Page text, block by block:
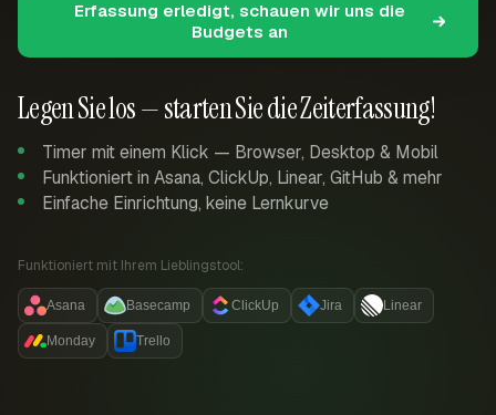
Legen Sie los — starten Sie die Zeiterfassung!
Timer mit einem Klick — Browser, Desktop & Mobil
Funktioniert in Asana, ClickUp, Linear, GitHub & mehr
Einfache Einrichtung, keine Lernkurve
Funktioniert mit Ihrem Lieblingstool:
Asana Basecamp ClickUp Jira Linear
Monday Trello
Erfassung erledigt, schauen wir uns die
Budgets an